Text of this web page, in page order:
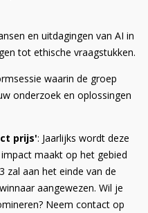
en uitdagingen van AI in
tot ethische vraagstukken.
waarin de groep
onderzoek en oplossingen
prijs': Jaarlijks wordt deze
maakt op het gebied
zal aan het einde van de
aangewezen. Wil je
Neem contact op